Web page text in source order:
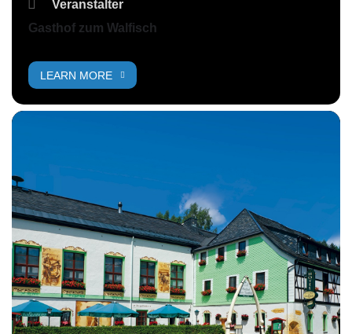
Veranstalter
Gasthof zum Walfisch
LEARN MORE